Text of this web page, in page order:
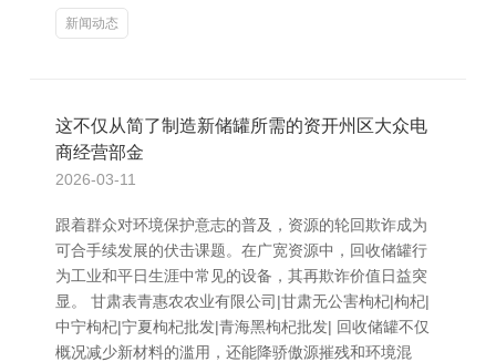
新闻动态
这不仅从简了制造新储罐所需的资开州区大众电
商经营部金
2026-03-11
跟着群众对环境保护意志的普及，资源的轮回欺诈成为
可合手续发展的伏击课题。在广宽资源中，回收储罐行
为工业和平日生涯中常见的设备，其再欺诈价值日益突
显。 甘肃表青惠农农业有限公司|甘肃无公害枸杞|枸杞|
中宁枸杞|宁夏枸杞批发|青海黑枸杞批发| 回收储罐不仅
概况减少新材料的滥用，还能降骄傲源摧残和环境混